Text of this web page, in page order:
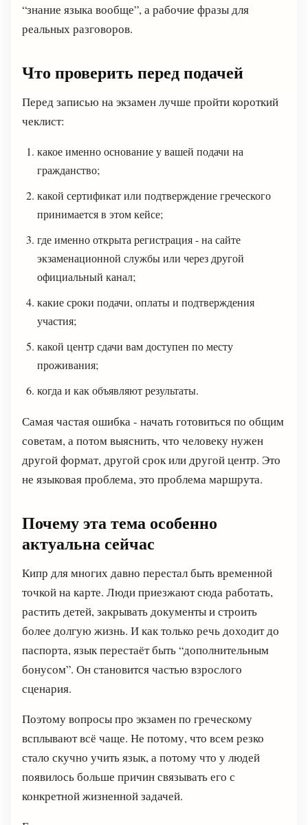
“знание языка вообще”, а рабочие фразы для
реальных разговоров.
Что проверить перед подачей
Перед записью на экзамен лучше пройти короткий
чеклист:
какое именно основание у вашей подачи на
гражданство;
какой сертификат или подтверждение греческого
принимается в этом кейсе;
где именно открыта регистрация - на сайте
экзаменационной службы или через другой
официальный канал;
какие сроки подачи, оплаты и подтверждения
участия;
какой центр сдачи вам доступен по месту
проживания;
когда и как объявляют результаты.
Самая частая ошибка - начать готовиться по общим
советам, а потом выяснить, что человеку нужен
другой формат, другой срок или другой центр. Это
не языковая проблема, это проблема маршрута.
Почему эта тема особенно
актуальна сейчас
Кипр для многих давно перестал быть временной
точкой на карте. Люди приезжают сюда работать,
растить детей, закрывать документы и строить
более долгую жизнь. И как только речь доходит до
паспорта, язык перестаёт быть “дополнительным
бонусом”. Он становится частью взрослого
сценария.
Поэтому вопросы про экзамен по греческому
всплывают всё чаще. Не потому, что всем резко
стало скучно учить язык, а потому что у людей
появилось больше причин связывать его с
конкретной жизненной задачей.